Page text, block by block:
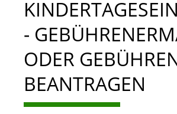
-
DER
EANTRAGEN